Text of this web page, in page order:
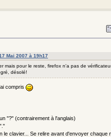
Mai 2007 à 19h17
mais pour le reste, firefox n'a pas de
désolé!
compris
"?" (contrairement à l'anglais)
le clavier... Se relire avant d'envoyer chaque